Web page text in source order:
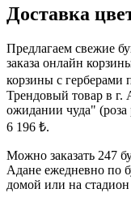
Доставка
Предлагаем свежие
заказа онлайн
корзины с герберами
Трендовый товар в г.
ожидании чуда" (роза
6 196 ₺.
Можно заказать 247
Адане ежедневно по
домой или на